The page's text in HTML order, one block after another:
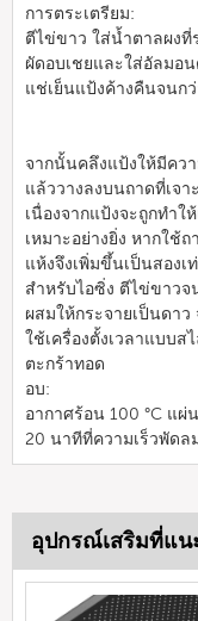
การตระเตรียม:
ตีไข่ขาว ใส่น้ำตาลผง
ผัดอบเชยและใส่อัลมอ
แช่เย็นแป้งค้างคืนจนก
จากนั้นคลึงแป้งให้มีคว
แล้ววางลงบนถาดที่เจา
เนื่องจากแป้งจะถูกทำ
เหมาะอย่างยิ่ง หากใช้
แห้งจึงเพิ่มขึ้นเป็นสองเ
สำหรับไอซิ่ง ตีไข่ขาว
ผสมให้กระจายเป็นดา
ใช้เครื่องตั้งเวลาแบบ
ตะกร้าทอด
อบ:
อากาศร้อน 100 °C แผ่
20 นาทีที่ความเร็วพัดล
อุปกรณ์เสริมที่แน